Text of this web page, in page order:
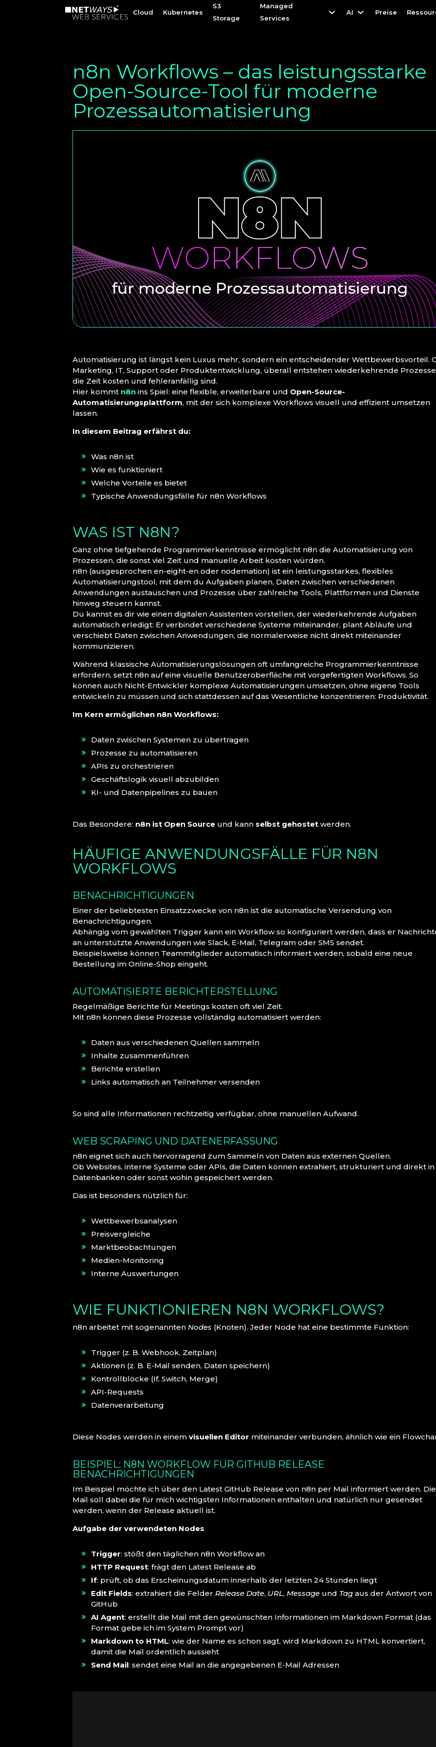
Cloud Kubernetes
S3
Storage
Managed
Services
AI Preise
Cloud Kubernetes
S3
Storage
Managed
Services
AI Preise
n8n Workflows – das leistungsstarke
Open-Source-Tool für moderne
Prozessautomatisierung
Automatisierung ist längst kein Luxus mehr, sondern ein entscheidender Wettbewerbsvorteil.
Marketing, IT, Support oder Produktentwicklung, überall entstehen wiederkehrende
die Zeit kosten und fehleranfällig sind.
Hier kommt n8n ins Spiel: eine flexible, erweiterbare und Open-Source-
Automatisierungsplattform, mit der sich komplexe Workflows visuell und effizient umsetzen
lassen.
In diesem Beitrag erfährst du:
Was n8n ist
Wie es funktioniert
Welche Vorteile es bietet
Typische Anwendungsfälle für n8n Workflows
WAS IST N8N?
Ganz ohne tiefgehende Programmierkenntnisse ermöglicht n8n die Automatisierung von
Prozessen, die sonst viel Zeit und manuelle Arbeit kosten würden.
n8n (ausgesprochen en-eight-en oder nodemation) ist ein leistungsstarkes, flexibles
Automatisierungstool, mit dem du Aufgaben planen, Daten zwischen verschiedenen
Anwendungen austauschen und Prozesse über zahlreiche Tools, Plattformen und Dienste
hinweg steuern kannst.
Du kannst es dir wie einen digitalen Assistenten vorstellen, der wiederkehrende Aufgaben
automatisch erledigt: Er verbindet verschiedene Systeme miteinander, plant Abläufe und
verschiebt Daten zwischen Anwendungen, die normalerweise nicht direkt miteinander
kommunizieren.
Während klassische Automatisierungslösungen oft umfangreiche Programmierkenntnisse
erfordern, setzt n8n auf eine visuelle Benutzeroberfläche mit vorgefertigten Workflows. So
können auch Nicht-Entwickler komplexe Automatisierungen umsetzen, ohne eigene Tools
entwickeln zu müssen und sich stattdessen auf das Wesentliche konzentrieren: Produktivität.
Im Kern ermöglichen n8n Workflows:
Daten zwischen Systemen zu übertragen
Prozesse zu automatisieren
APIs zu orchestrieren
Geschäftslogik visuell abzubilden
KI- und Datenpipelines zu bauen
Das Besondere: n8n ist Open Source und kann selbst gehostet werden.
HÄUFIGE ANWENDUNGSFÄLLE FÜR N8N
WORKFLOWS
BENACHRICHTIGUNGEN
Einer der beliebtesten Einsatzzwecke von n8n ist die automatische Versendung von
Benachrichtigungen.
Abhängig vom gewählten Trigger kann ein Workflow so konfiguriert werden, dass er
an unterstützte Anwendungen wie Slack, E-Mail, Telegram oder SMS sendet.
Beispielsweise können Teammitglieder automatisch informiert werden, sobald eine neue
Bestellung im Online-Shop eingeht.
AUTOMATISIERTE BERICHTERSTELLUNG
Regelmäßige Berichte für Meetings kosten oft viel Zeit.
Mit n8n können diese Prozesse vollständig automatisiert werden:
Daten aus verschiedenen Quellen sammeln
Inhalte zusammenführen
Berichte erstellen
Links automatisch an Teilnehmer versenden
So sind alle Informationen rechtzeitig verfügbar, ohne manuellen Aufwand.
WEB SCRAPING UND DATENERFASSUNG
n8n eignet sich auch hervorragend zum Sammeln von Daten aus externen Quellen.
Ob Websites, interne Systeme oder APIs, die Daten können extrahiert, strukturiert und direkt in
Datenbanken oder sonst wohin gespeichert werden.
Das ist besonders nützlich für:
Wettbewerbsanalysen
Preisvergleiche
Marktbeobachtungen
Medien-Monitoring
Interne Auswertungen
WIE FUNKTIONIEREN N8N WORKFLOWS?
n8n arbeitet mit sogenanntenNodes (Knoten). Jeder Node hat eine bestimmte Funktion:
Trigger (z. B. Webhook, Zeitplan)
Aktionen (z. B. E-Mail senden, Daten speichern)
Kontrollblöcke (If, Switch, Merge)
API-Requests
Datenverarbeitung
Diese Nodes werden in einemvisuellen Editor miteinander verbunden, ähnlich wie ein
BEISPIEL: N8N WORKFLOW FÜR GITHUB RELEASE
BENACHRICHTIGUNGEN
Im Beispiel möchte ich über den Latest GitHub Release von n8n per Mail informiert werden. Die
Mail soll dabei die für mich wichtigsten Informationen enthalten und natürlich nur gesendet
werden, wenn der Release aktuell ist.
Aufgabe der verwendeten Nodes
Trigger: stößt den täglichen n8n Workflow an
HTTP Request: frägt den Latest Release ab
If: prüft, ob das Erscheinungsdatum innerhalb der letzten 24 Stunden liegt
Edit Fields: extrahiert die Felder Release Date, URL, Messageund Tagaus der Antwort von
GitHub
AI Agent: erstellt die Mail mit den gewünschten Informationen im Markdown Format (das
Format gebe ich im System Prompt vor)
Markdown to HTML: wie der Name es schon sagt, wird Markdown zu HTML konvertiert,
damit die Mail ordentlich aussieht
Send Mail: sendet eine Mail an die angegebenen E-Mail Adressen